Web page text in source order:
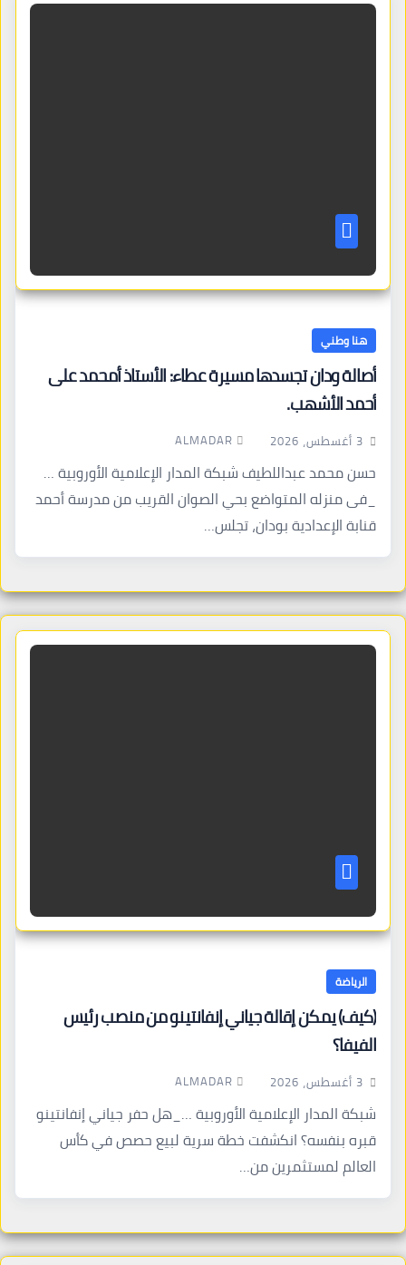
هنا وطني
أصالة ودان تجسدها مسيرة عطاء: الأستاذ أمحمد على
أحمد الأشهب.
3 أغسطس، 2026 ALMADAR
حسن محمد عبداللطيف شبكة المدار الإعلامية الأوروبية …
_فى منزله المتواضع بحي الصوان القريب من مدرسة أحمد
قنابة الإعدادية بودان، تجلس…
الرياضة
(كيف) يمكن إقالة جياني إنفانتينو من منصب رئيس
الفيفا؟
3 أغسطس، 2026 ALMADAR
شبكة المدار الإعلامية الأوروبية …_هل حفر جياني إنفانتينو
قبره بنفسه؟ انكشفت خطة سرية لبيع حصص في كأس
العالم لمستثمرين من…